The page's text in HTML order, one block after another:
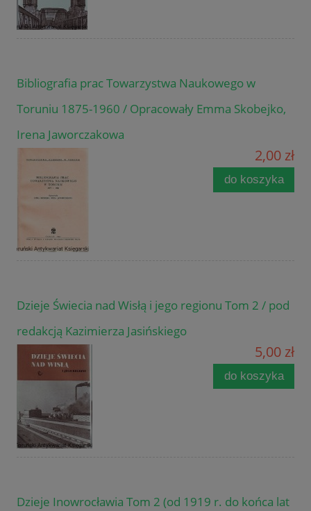
Bibliografia prac Towarzystwa Naukowego w
Toruniu 1875-1960 / Opracowały Emma Skobejko,
Irena Jaworczakowa
2,00 zł
do koszyka
Dzieje Świecia nad Wisłą i jego regionu Tom 2 / pod
redakcją Kazimierza Jasińskiego
5,00 zł
do koszyka
Dzieje Inowrocławia Tom 2 (od 1919 r. do końca lat